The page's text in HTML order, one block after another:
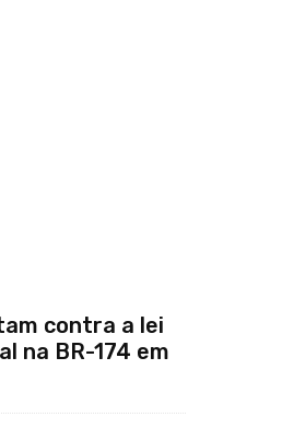
contra a lei
na BR-174 em